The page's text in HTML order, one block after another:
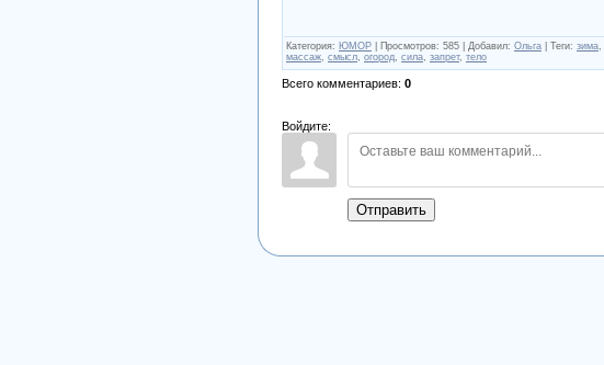
Категория: ЮМОР Просмотров: 585 Добавил: Ольга Теги: зима
массаж смысл огород сила запрет, тело
Всего комментариев: 0
Войдите:
Отправить